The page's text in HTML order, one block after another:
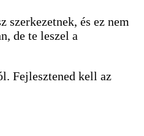
és ez nem
de te leszel a
Fejlesztened kell az